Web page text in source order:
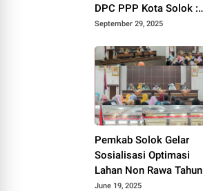
DPC PPP Kota Solok :
Awal Kebangkitan Partai
September 29, 2025
Pemkab Solok Gelar
Sosialisasi Optimasi
Lahan Non Rawa Tahun
2025
June 19, 2025